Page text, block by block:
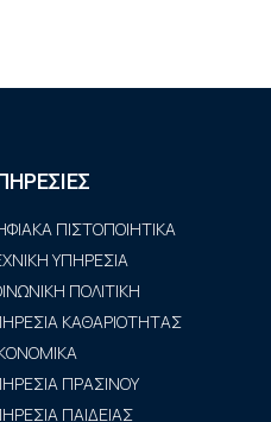
ΠΙΣΤΟΠΟΙΗΤΙΚΑ
ΥΠΗΡΕΣΙΑ
ΠΟΛΙΤΙΚΗ
ΚΑΘΑΡΙΟΤΗΤΑΣ
ΠΡΑΣΙΝΟΥ
ΠΑΙΔΕΙΑΣ